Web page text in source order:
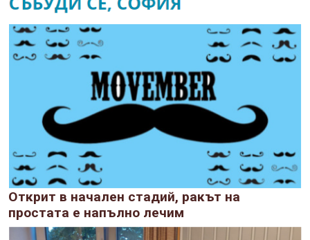
Открит в начален стадий, ракът на
простата е напълно лечим